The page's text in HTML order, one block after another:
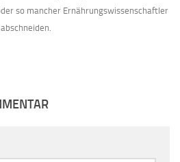
so mancher Ernährungswissenschaftler